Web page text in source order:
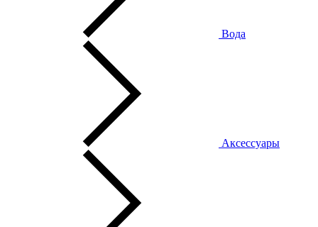
Вода
Аксессуары